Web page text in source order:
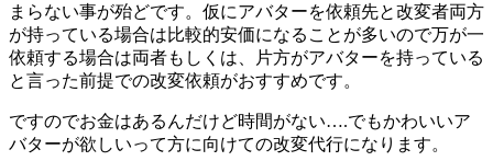
まらない事が殆どです。仮にアバターを依頼先と改変者両方
が持っている場合は比較的安価になることが多いので万が一
依頼する場合は両者もしくは、片方がアバターを持っている
と言った前提での改変依頼がおすすめです。
ですのでお金はあるんだけど時間がない….でもかわいいア
バターが欲しいって方に向けての改変代行になります。